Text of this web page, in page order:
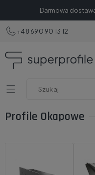
Darmowa
+48 690 90 13 12
Profile Okapowe